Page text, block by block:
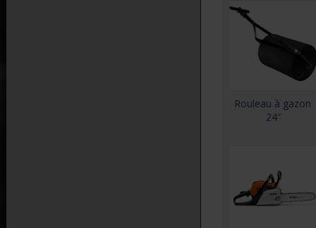
Rouleau à gazon
24″